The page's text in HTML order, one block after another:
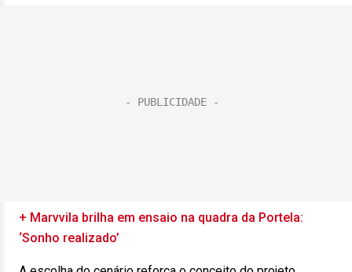
+ Marvvila brilha em ensaio na quadra da Portela:
‘Sonho realizado’